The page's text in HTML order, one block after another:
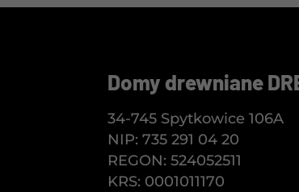
Domy drewniane
34-745 Spytkowice 106A
NIP: 735 291 04 20
REGON: 524052511
KRS: 0001011170